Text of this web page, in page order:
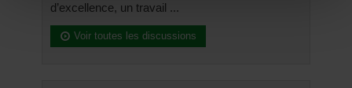
d’excellence, un travail ...
Voir toutes les discussions